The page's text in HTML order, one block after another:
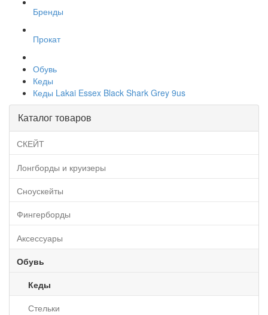
Бренды
Прокат
Обувь
Кеды
Кеды Lakai Essex Black Shark Grey 9us
Каталог товаров
СКЕЙТ
Лонгборды и круизеры
Сноускейты
Фингерборды
Аксессуары
Обувь
Кеды
Стельки